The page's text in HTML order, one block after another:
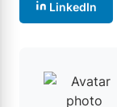
LinkedIn